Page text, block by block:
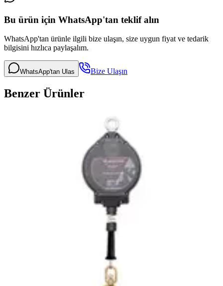
Bu ürün için WhatsApp'tan teklif alın
WhatsApp'tan ürünle ilgili bize ulaşın, size uygun fiyat ve tedarik
bilgisini hızlıca paylaşalım.
WhatsApp'tan Ulas Bize Ulaşın
Benzer Ürünler